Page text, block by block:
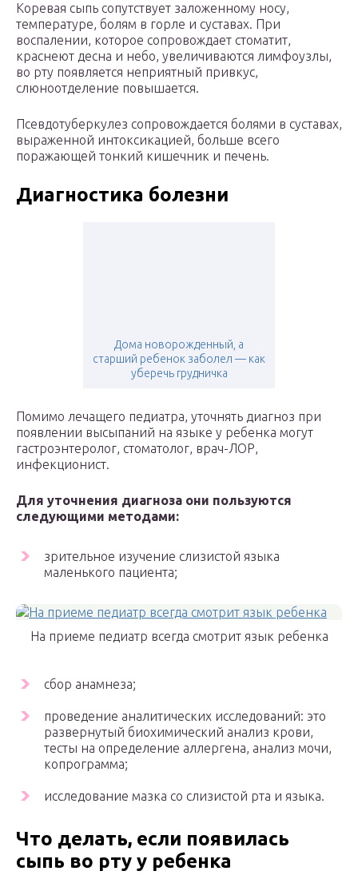
Коревая сыпь сопутствует заложенному носу,
температуре, болям в горле и суставах. При
воспалении, которое сопровождает стоматит,
краснеют десна и небо, увеличиваются лимфоузлы,
во рту появляется неприятный привкус,
слюноотделение повышается.
Псевдотуберкулез сопровождается болями в суставах,
выраженной интоксикацией, больше всего
поражающей тонкий кишечник и печень.
Диагностика болезни
Дома новорожденный, а
старший ребенок заболел — как
уберечь грудничка
Помимо лечащего педиатра, уточнять диагноз при
появлении высыпаний на языке у ребенка могут
гастроэнтеролог, стоматолог, врач-ЛОР,
инфекционист.
Для уточнения диагноза они пользуются
следующими методами:
зрительное изучение слизистой языка
маленького пациента;
На приеме педиатр всегда смотрит язык ребенка
сбор анамнеза;
проведение аналитических исследований: это
развернутый биохимический анализ крови,
тесты на определение аллергена, анализ мочи,
копрограмма;
исследование мазка со слизистой рта и языка.
Что делать, если появилась
сыпь во рту у ребенка